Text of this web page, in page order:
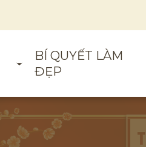
BÍ QUYẾT LÀM
ĐẸP